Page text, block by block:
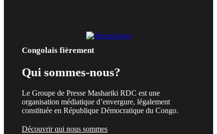
Congolais fièrement
Qui sommes-nous?
Le Groupe de Presse Mashariki RDC est une
organisation médiatique d’envergure, légalement
constituée en République Démocratique du Congo.
Découvrir qui nous sommes